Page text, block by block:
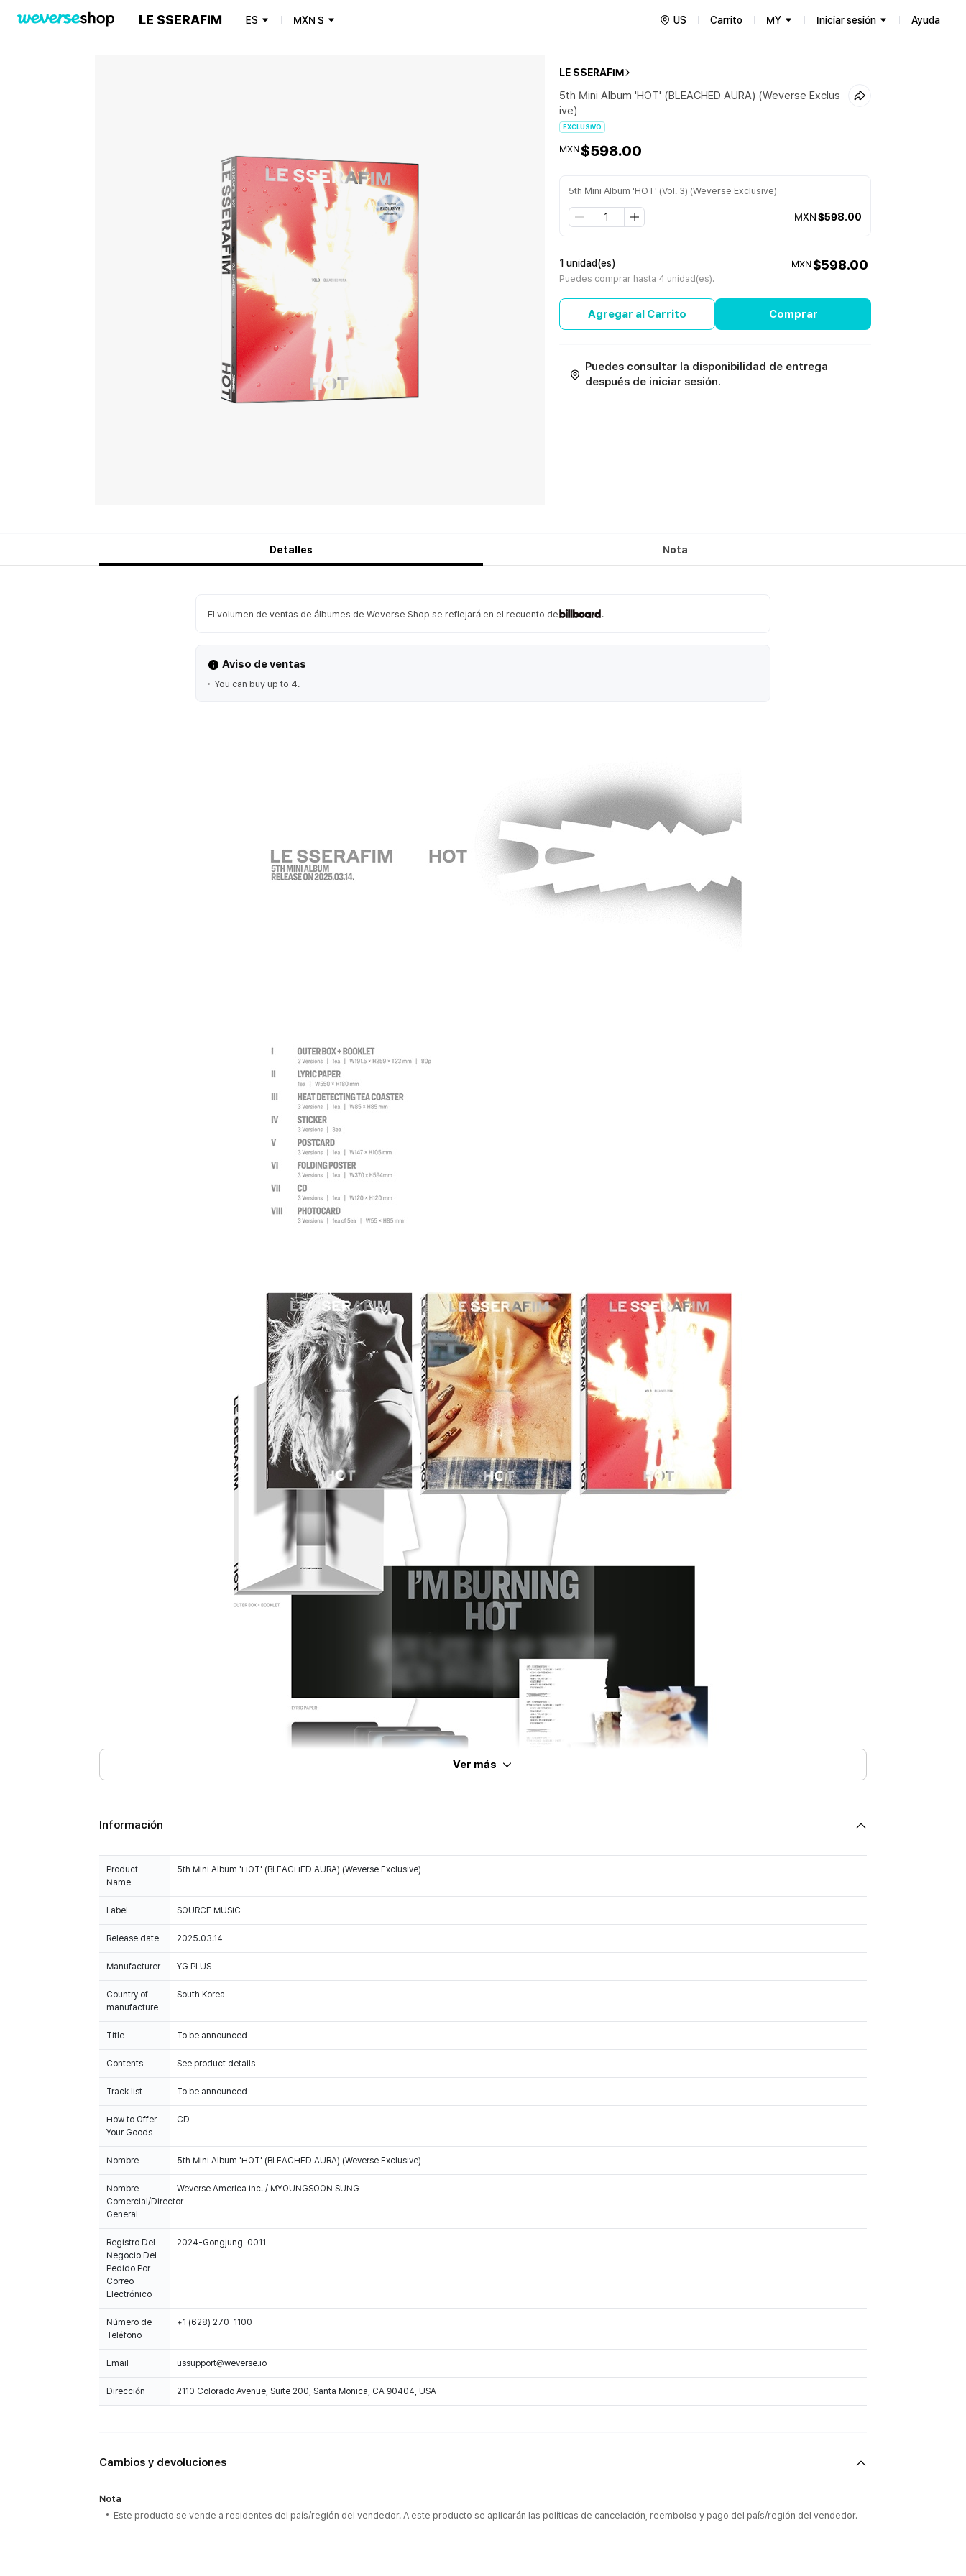
LE SSERAFIM ES MXN $ US Carrito MY Iniciar sesión Ayuda
LE SSERAFIM
5th Mini Album 'HOT' (BLEACHED AURA) (Weverse Exclus
ive)
EXCLUSIVO
MXN$598.00
5th Mini Album 'HOT' (Vol. 3) (Weverse Exclusive)
MXN$598.00
1 unidad(es)
Puedes comprar hasta 4 unidad(es).
MXN$598.00
Agregar al Carrito Comprar
Puedes consultar la disponibilidad de entrega
después de iniciar sesión.
Detalles Nota
El volumen de ventas de álbumes de Weverse Shop se reflejará en el recuento de .
Aviso de ventas
You can buy up to 4.
Ver más
Información
Product
Name
5th Mini Album 'HOT' (BLEACHED AURA) (Weverse Exclusive)
Label SOURCE MUSIC
Release date 2025.03.14
Manufacturer YG PLUS
Country of
manufacture
South Korea
Title To be announced
Contents See product details
Track list To be announced
How to Offer
Your Goods
CD
Nombre 5th Mini Album 'HOT' (BLEACHED AURA) (Weverse Exclusive)
Nombre
Comercial/Director
General
Weverse America Inc. / MYOUNGSOON SUNG
Registro Del
Negocio Del
Pedido Por
Correo
Electrónico
2024-Gongjung-0011
Número de
Teléfono
+1 (628) 270-1100
Email ussupport@weverse.io
Dirección 2110 Colorado Avenue, Suite 200, Santa Monica, CA 90404, USA
Cambios y devoluciones
Nota
Este producto se vende a residentes del país/región del vendedor. A este producto se aplicarán las políticas de cancelación, reembolso y pago del país/región del vendedor.